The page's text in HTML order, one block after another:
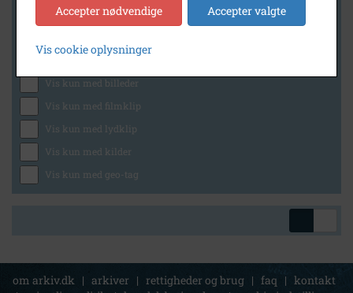
Generelt
Vis kun med billeder
Vis kun med filmklip
Vis kun med lydklip
Vis kun med kilder
Vis kun med geo-tag
om arkiv.dk | arkiver | rettigheder og brug | faq | kontakt
Accepter nødvendige Accepter valgte
Vis cookie oplysninger